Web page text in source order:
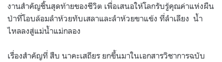
งานสำคัญชิ้นสุดท้ายของชีวิต เพื่อเสนอให้โลกรับรู้คุณค่าแห่งผืน
ป่าที่โอบล้อมลำห้วยทับเสลาและลำห้วยขาแข้ง ที่ลำเลียง น้ำ
ไหลลงสู่แม่น้ำแม่กลอง
เรื่องสำคัญที่ สืบ นาคะเสถียร ยกขึ้นมาในเอกสารวิชาการฉบับ